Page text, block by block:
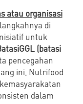
atau organisasi
di
untuk
(batasi
pencegahan
ini, Nutrifood
dalam